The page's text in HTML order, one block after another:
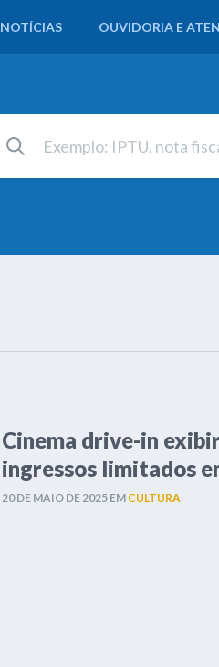
NOTÍCIAS OUVIDORIA E
Cinema drive-in
ingressos limitados
20 DE MAIO DE 2025 EM CULTURA